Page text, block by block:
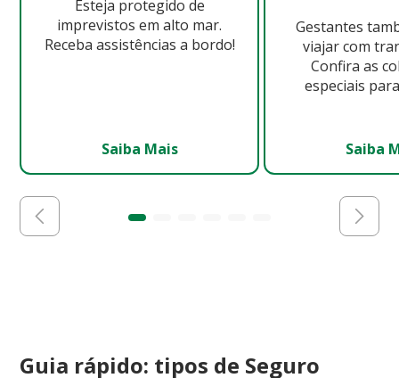
Esteja protegido de
imprevistos em alto mar.
Receba assistências a bordo!
Saiba Mais
Gestantes
viajar com
Confira as
especiais
Saiba
Guia rápido: tipos de Seguro